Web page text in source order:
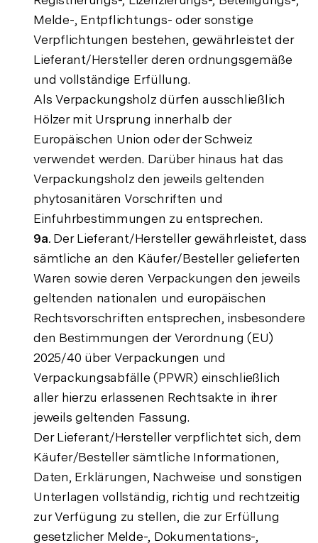
Melde-, Entpflichtungs- oder sonstige
Verpflichtungen bestehen, gewährleistet der
Lieferant/Hersteller deren ordnungsgemäße
und vollständige Erfüllung.
Als Verpackungsholz dürfen ausschließlich
Hölzer mit Ursprung innerhalb der
Europäischen Union oder der Schweiz
verwendet werden. Darüber hinaus hat das
Verpackungsholz den jeweils geltenden
phytosanitären Vorschriften und
Einfuhrbestimmungen zu entsprechen.
9a.Der Lieferant/Hersteller gewährleistet, dass
sämtliche an den Käufer/Besteller gelieferten
Waren sowie deren Verpackungen den jeweils
geltenden nationalen und europäischen
Rechtsvorschriften entsprechen, insbesondere
den Bestimmungen der Verordnung (EU)
2025/40 über Verpackungen und
Verpackungsabfälle (PPWR) einschließlich
aller hierzu erlassenen Rechtsakte in ihrer
jeweils geltenden Fassung.
Der Lieferant/Hersteller verpflichtet sich, dem
Käufer/Besteller sämtliche Informationen,
Daten, Erklärungen, Nachweise und sonstigen
Unterlagen vollständig, richtig und rechtzeitig
zur Verfügung zu stellen, die zur Erfüllung
gesetzlicher Melde-, Dokumentations-,